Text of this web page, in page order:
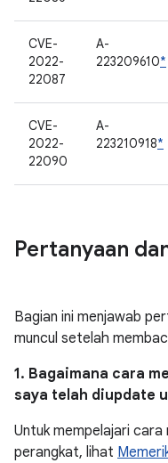
CVE-
2022-
22087
A-
223209610*
CVE-
2022-
22090
A-
223210918*
Pertanyaan
Bagian ini menjawab
muncul setelah
1. Bagaimana cara
saya telah diupdate
Untuk mempelajari
perangkat, lihat